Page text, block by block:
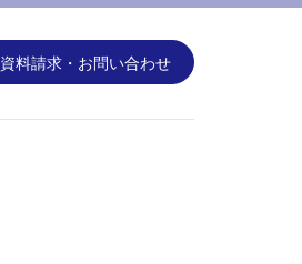
資料請求・お問い合わせ